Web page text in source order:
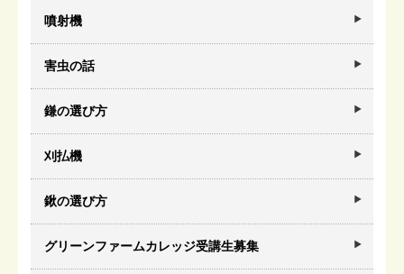
噴射機
害虫の話
鎌の選び方
刈払機
鍬の選び方
グリーンファームカレッジ受講生募集